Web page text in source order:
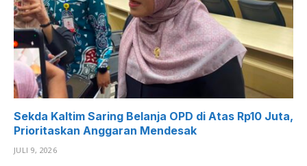
Sekda Kaltim Saring Belanja OPD di Atas Rp10 Juta,
Prioritaskan Anggaran Mendesak
JULI 9, 2026